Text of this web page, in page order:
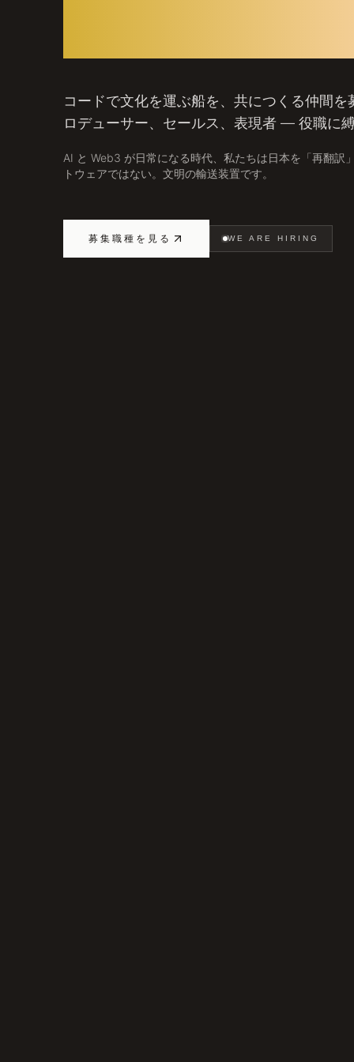
コードで文化を運ぶ船を、共につくる仲間
ロデューサー、セールス、表現者 — 役職に
AI と Web3 が日常になる時代、私たちは日本を「再翻訳
トウェアではない。文明の輸送装置です。
募集職種を見る WE ARE HIRING